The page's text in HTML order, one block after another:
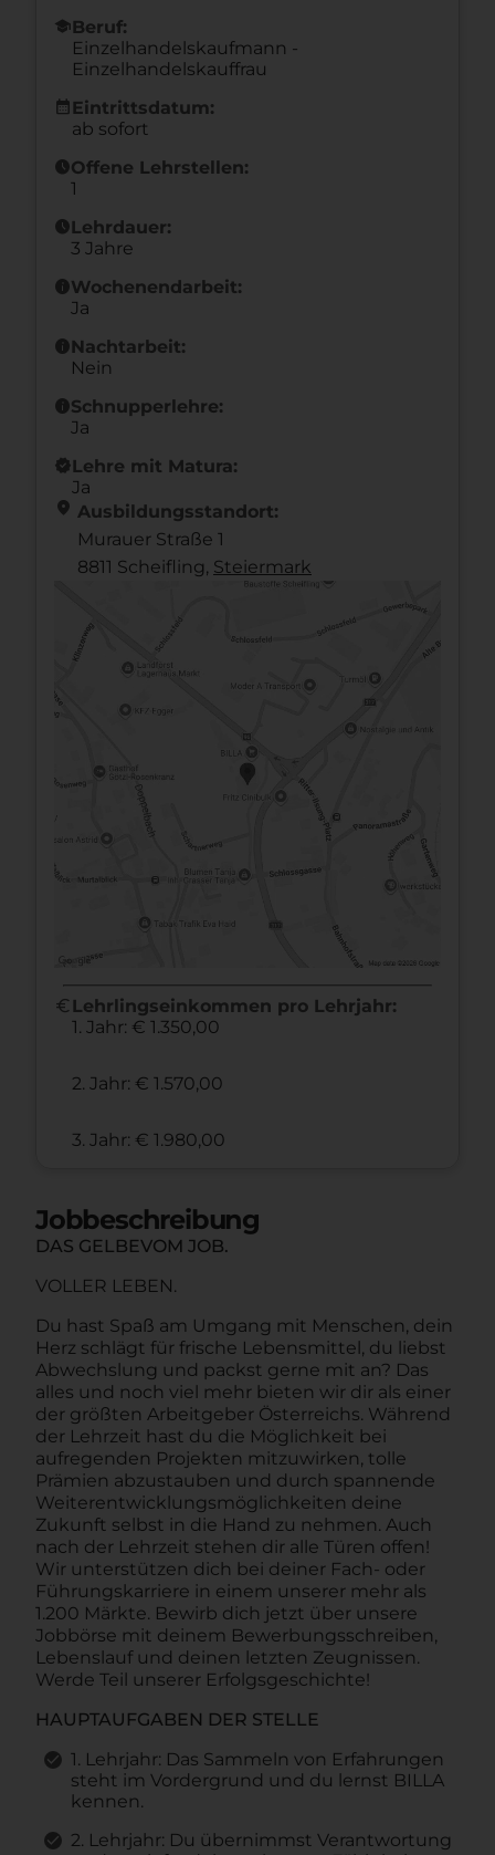
schoolBeruf:
Einzelhandelskaufmann -
Einzelhandelskauffrau
calendar_month Eintrittsdatum:
ab sofort
scheduleOffene Lehrstellen:
1
scheduleLehrdauer:
3 Jahre
infoWochenendarbeit:
Ja
infoNachtarbeit:
Nein
infoSchnupperlehre:
Ja
new_releasesLehre mit Matura:
Ja
location_on Ausbildungsstandort:
Murauer Straße 1
8811 Scheifling, Steier­mark
euro Lehrlingseinkommen pro Lehrjahr:
1. Jahr: € 1.350,00
2. Jahr: € 1.570,00
3. Jahr: € 1.980,00
Jobbeschreibung
DAS GELBEVOM JOB.
VOLLER LEBEN.
Du hast Spaß am Umgang mit Menschen, dein
Herz schlägt für frische Lebensmittel, du liebst
Abwechslung und packst gerne mit an? Das
alles und noch viel mehr bieten wir dir als einer
der größten Arbeitgeber Österreichs. Während
der Lehrzeit hast du die Möglichkeit bei
aufregenden Projekten mitzuwirken, tolle
Prämien abzustauben und durch spannende
Weiterentwicklungsmöglichkeiten deine
Zukunft selbst in die Hand zu nehmen. Auch
nach der Lehrzeit stehen dir alle Türen offen!
Wir unterstützen dich bei deiner Fach- oder
Führungskarriere in einem unserer mehr als
1.200 Märkte. Bewirb dich jetzt über unsere
Jobbörse mit deinem Bewerbungsschreiben,
Lebenslauf und deinen letzten Zeugnissen.
Werde Teil unserer Erfolgsgeschichte!
HAUPTAUFGABEN DER STELLE
1. Lehrjahr: Das Sammeln von Erfahrungen
steht im Vordergrund und du lernst BILLA
kennen.
2. Lehrjahr: Du übernimmst Verantwortung